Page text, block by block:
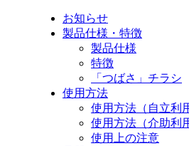
お知らせ
製品仕様・特徴
製品仕様
特徴
「つばさ」チラシ
使用方法
使用方法（自立利
使用方法（介助利
使用上の注意